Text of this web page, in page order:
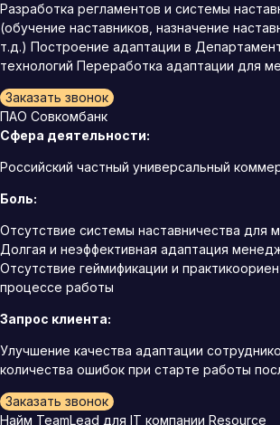
Разработка регламентов и системы
(обучение наставников, назначение
т.д.) Построение адаптации в
технологий Переработка адаптации для
Заказать звонок
ПАО Совкомбанк
Сфера деятельности:
Российский частный универсальный
Боль:
Отсутствие системы наставничества для
Долгая и неэффективная адаптация
Отсутствие геймификации и
процессе работы
Запрос клиента:
Улучшение качества адаптации
количества ошибок при старте работы
Заказать звонок
Найм TeamLead для IT компании Resource